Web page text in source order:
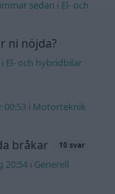
sedan i El- och
ni nöjda?
i El- och hybridbilar
00:53 i Motorteknik
bråkar 10 svar
20:54 i Generell